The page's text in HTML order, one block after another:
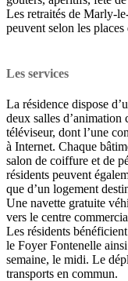
Les retraités de Marly-
peuvent selon les
Les services
La résidence dispose
deux salles d’animation
téléviseur, dont l’une
à Internet. Chaque
salon de coiffure et de
résidents peuvent
que d’un logement
Une navette gratuite
vers le centre
Les résidents
le Foyer Fontenelle
semaine, le midi. Le
transports en commun.